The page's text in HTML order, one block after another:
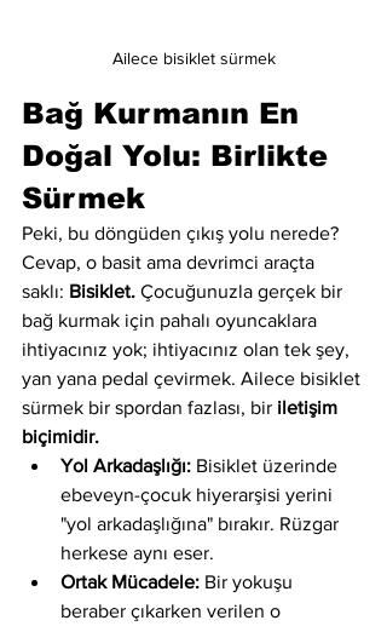
Ailece bisiklet sürmek
Bağ Kurmanın En
Doğal Yolu: Birlikte
Sürmek
Peki, bu döngüden çıkış yolu nerede?
Cevap, o basit ama devrimci araçta
saklı: Bisiklet. Çocuğunuzla gerçek bir
bağ kurmak için pahalı oyuncaklara
ihtiyacınız yok; ihtiyacınız olan tek şey,
yan yana pedal çevirmek. Ailece bisiklet
sürmek bir spordan fazlası, bir iletişim
biçimidir.
Yol Arkadaşlığı: Bisiklet üzerinde
ebeveyn-çocuk hiyerarşisi yerini
"yol arkadaşlığına" bırakır. Rüzgar
herkese aynı eser.
Ortak Mücadele: Bir yokuşu
beraber çıkarken verilen o